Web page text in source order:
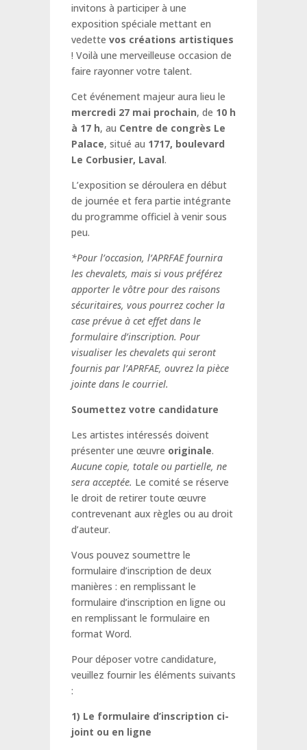
invitons à participer à une
exposition spéciale mettant en
vedette vos créations artistiques
! Voilà une merveilleuse occasion de
faire rayonner votre talent.
Cet événement majeur aura lieu le
mercredi 27 mai prochain, de 10 h
à 17 h, au Centre de congrès Le
Palace, situé au 1717, boulevard
Le Corbusier, Laval.
L’exposition se déroulera en début
de journée et fera partie intégrante
du programme officiel à venir sous
peu.
*Pour l’occasion, l’APRFAE fournira
les chevalets, mais si vous préférez
apporter le vôtre pour des raisons
sécuritaires, vous pourrez cocher la
case prévue à cet effet dans le
formulaire d’inscription. Pour
visualiser les chevalets qui seront
fournis par l’APRFAE, ouvrez la pièce
jointe dans le courriel.
Soumettez votre candidature
Les artistes intéressés doivent
présenter une œuvre originale.
Aucune copie, totale ou partielle, ne
sera acceptée. Le comité se réserve
le droit de retirer toute œuvre
contrevenant aux règles ou au droit
d’auteur.
Vous pouvez soumettre le
formulaire d’inscription de deux
manières : en remplissant le
formulaire d’inscription en ligne ou
en remplissant le formulaire en
format Word.
Pour déposer votre candidature,
veuillez fournir les éléments suivants
:
1) Le formulaire d’inscription ci-
joint ou en ligne